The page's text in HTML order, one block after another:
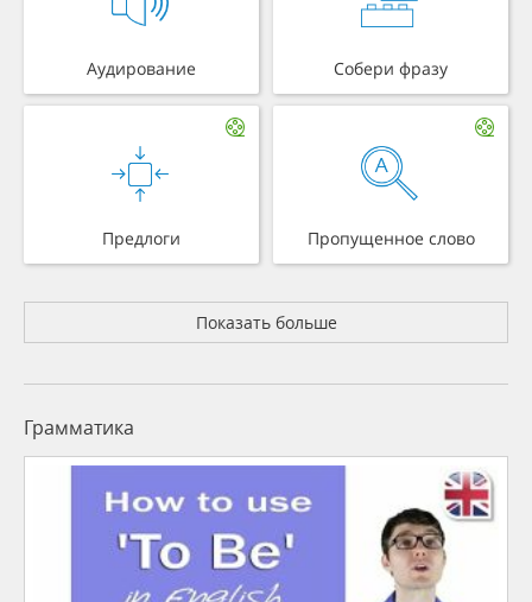
Аудирование Собери фразу
Предлоги Пропущенное слово
Показать больше
Грамматика